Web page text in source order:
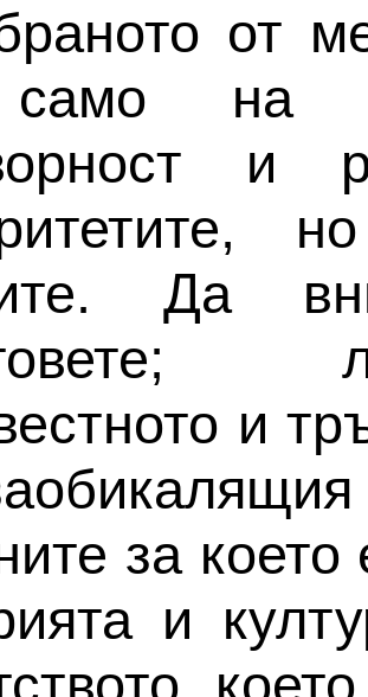
от
на
и
Да
и
за
и